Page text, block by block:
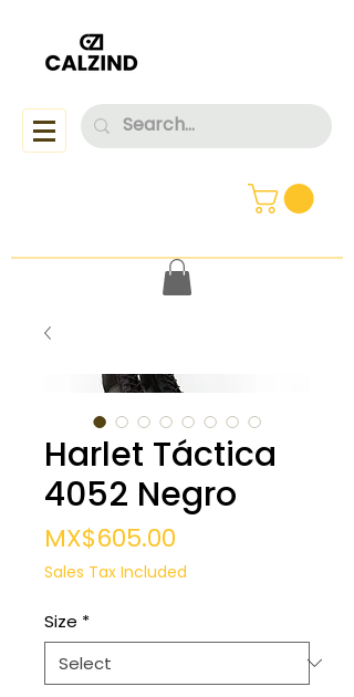
Harlet Táctica
4052 Negro
MX$605.00
Sales Tax Included
Size *